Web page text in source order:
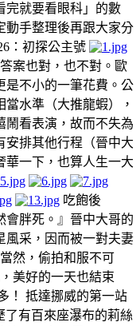
完就要看眼科」的數
動手整理後再跟大家分
：初探公主號
案也對，也不對。歐
是不小的一筆花費。公
水準（大推龍蝦），
鬧看表演，故而不失為
安排其他行程（晉中大
華一下，也算人生一大
吃飽後
會胖死。』晉中大哥的
風采，因而被一對夫妻
當然，偷拍和服不可
美好的一天也結束
！ 抵達挪威的第一站
了有百來座瀑布的莉絲